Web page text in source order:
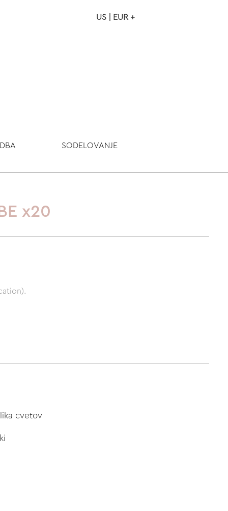
US | EUR +
SODELOVANJE
x20
cvetov